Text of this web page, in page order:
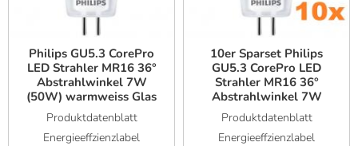
Philips GU5.3 CorePro
LED Strahler MR16 36°
Abstrahlwinkel 7W
(50W) warmweiss Glas
Produktdatenblatt
Energieeffzienzlabel
10er Sparset Philips
GU5.3 CorePro LED
Strahler MR16 36°
Abstrahlwinkel 7W
(50W) warmweiss Glas
Produktdatenblatt
Energieeffzienzlabel